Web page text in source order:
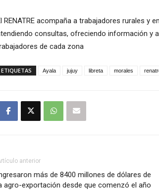
RENATRE acompaña a trabajadores rurales y
consultas, ofreciendo información y
de cada zona
ETIQUETAS Ayala jujuy libreta morales
anterior
más de 8400 millones de dólares de
agro-exportación desde que comenzó el año